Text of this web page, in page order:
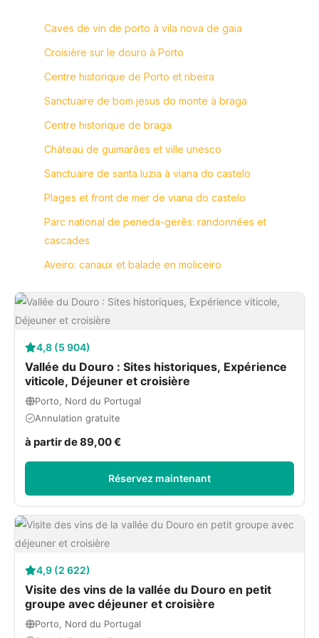
Caves de vin de porto à vila nova de gaia
Croisière sur le douro à Porto
Centre historique de Porto et ribeira
Sanctuaire de bom jesus do monte à braga
Centre historique de braga
Château de guimarães et ville unesco
Sanctuaire de santa luzia à viana do castelo
Plages et front de mer de viana do castelo
Parc national de peneda-gerês: randonnées et
cascades
Aveiro: canaux et balade en moliceiro
4,8 (5 904)
Vallée du Douro : Sites historiques, Expérience
viticole, Déjeuner et croisière
Porto, Nord du Portugal
Annulation gratuite
à partir de 89,00 €
Réservez maintenant
4,9 (2 622)
Visite des vins de la vallée du Douro en petit
groupe avec déjeuner et croisière
Porto, Nord du Portugal